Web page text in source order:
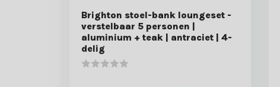
Brighton stoel-bank loungeset -
verstelbaar 5 personen |
aluminium + teak | antraciet | 4-
delig